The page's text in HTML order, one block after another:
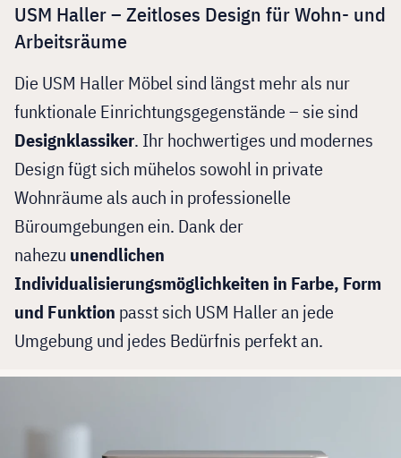
USM Haller – Zeitloses Design für Wohn- und
Arbeitsräume
Die USM Haller Möbel sind längst mehr als nur
funktionale Einrichtungsgegenstände – sie sind
Designklassiker. Ihr hochwertiges und modernes
Design fügt sich mühelos sowohl in private
Wohnräume als auch in professionelle
Büroumgebungen ein. Dank der
nahezu unendlichen
Individualisierungsmöglichkeiten in Farbe, Form
und Funktion passt sich USM Haller an jede
Umgebung und jedes Bedürfnis perfekt an.